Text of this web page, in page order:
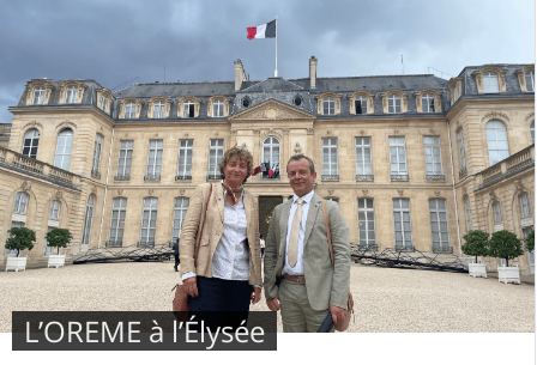
L’OREME à l’Élysée